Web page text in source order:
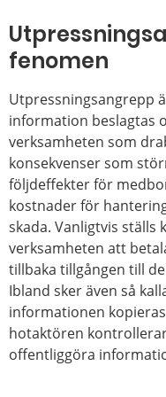
fenomen
Utpressningsangrepp
information beslagtas
verksamheten som
konsekvenser som
följdeffekter för
kostnader för
skada. Vanligtvis ställs
verksamheten att
tillbaka tillgången till
Ibland sker även så
informationen
hotaktören
offentliggöra